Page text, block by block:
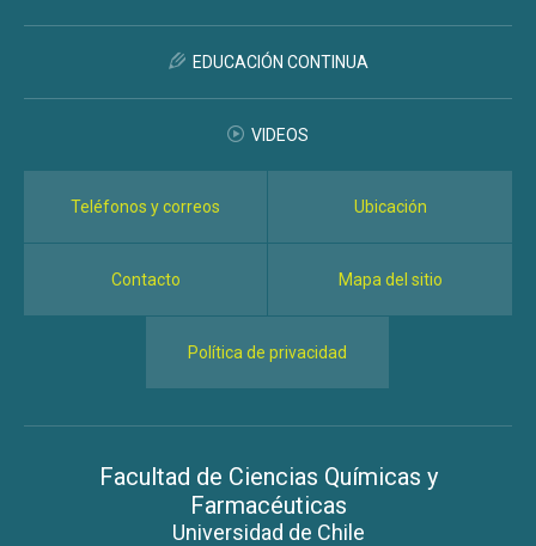
EDUCACIÓN CONTINUA
VIDEOS
Teléfonos y correos Ubicación
Contacto Mapa del sitio
Política de privacidad
Facultad de Ciencias Químicas y
Farmacéuticas
Universidad de Chile